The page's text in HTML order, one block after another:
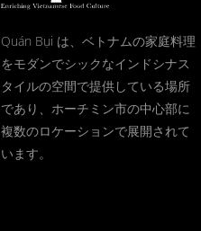
Quán Bụi は、ベトナムの家庭料理
をモダンでシックなインドシナス
タイルの空間で提供している場所
であり、ホーチミン市の中心部に
複数のロケーションで展開されて
います。